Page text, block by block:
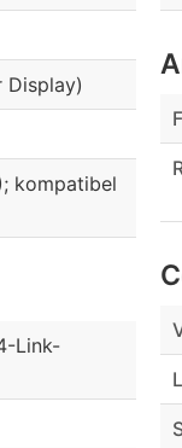
Display)
kompatibel
Link-